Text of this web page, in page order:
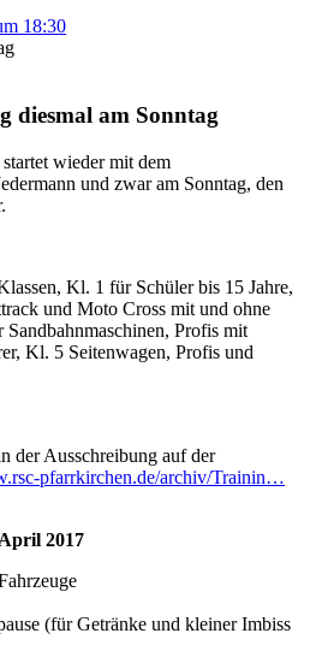
18:30
diesmal am Sonntag
wieder mit dem
und zwar am Sonntag, den
Kl. 1 für Schüler bis 15 Jahre,
und Moto Cross mit und ohne
Profis mit
Kl. 5 Seitenwagen, Profis und
der Ausschreibung auf der
pfarrkirchen.de/archiv/Trainin…
2017
(für Getränke und kleiner Imbiss